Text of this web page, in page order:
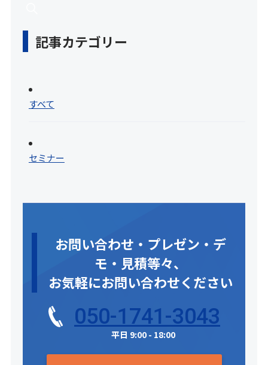
記事カテゴリー
すべて
セミナー
お問い合わせ・プレゼン・デ
モ・見積等々、
お気軽にお問い合わせください
050-1741-3043
平日 9:00 - 18:00